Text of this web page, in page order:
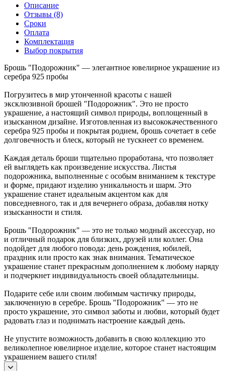
Описание
Отзывы (8)
Сроки
Оплата
Комплектация
Выбор покрытия
Брошь "Подорожник" — элегантное ювелирное украшение из
серебра 925 пробы
Погрузитесь в мир утонченной красоты с нашей
эксклюзивной брошей "Подорожник". Это не просто
украшение, а настоящий символ природы, воплощенный в
изысканном дизайне. Изготовленная из высококачественного
серебра 925 пробы и покрытая родием, брошь сочетает в себе
долговечность и блеск, который не тускнеет со временем.
Каждая деталь броши тщательно проработана, что позволяет
ей выглядеть как произведение искусства. Листья
подорожника, выполненные с особым вниманием к текстуре
и форме, придают изделию уникальность и шарм. Это
украшение станет идеальным акцентом как для
повседневного, так и для вечернего образа, добавляя нотку
изысканности и стиля.
Брошь "Подорожник" — это не только модный аксессуар, но
и отличный подарок для близких, друзей или коллег. Она
подойдет для любого повода: день рождения, юбилей,
праздник или просто как знак внимания. Тематическое
украшение станет прекрасным дополнением к любому наряду
и подчеркнет индивидуальность своей обладательницы.
Подарите себе или своим любимым частичку природы,
заключенную в серебре. Брошь "Подорожник" — это не
просто украшение, это символ заботы и любви, который будет
радовать глаз и поднимать настроение каждый день.
Не упустите возможность добавить в свою коллекцию это
великолепное ювелирное изделие, которое станет настоящим
украшением вашего стиля!